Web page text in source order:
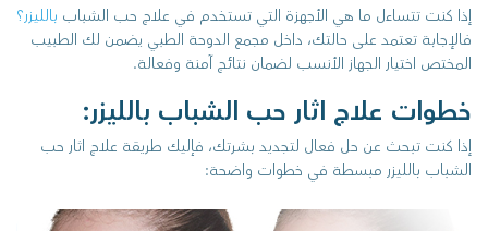
إذا كنت تتساءل ما هي الأجهزة التي تستخدم في علاج حب الشباب بالليزر؟
فالإجابة تعتمد على حالتك، داخل مجمع الدوحة الطبي يضمن لك الطبيب
المختص اختيار الجهاز الأنسب لضمان نتائج آمنة وفعالة.
خطوات علاج اثار حب الشباب بالليزر:
إذا كنت تبحث عن حل فعال لتجديد بشرتك، فإليك طريقة علاج اثار حب
الشباب بالليزر مبسطة في خطوات واضحة: